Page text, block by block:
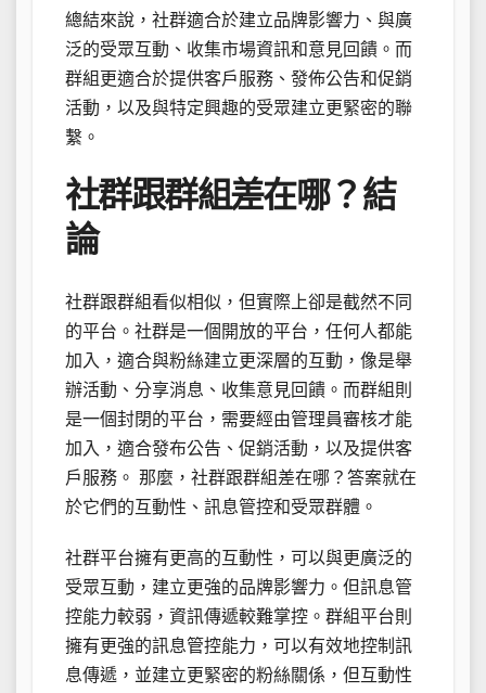
總結來說，社群適合於建立品牌影響力、與廣
泛的受眾互動、收集市場資訊和意見回饋。而
群組更適合於提供客戶服務、發佈公告和促銷
活動，以及與特定興趣的受眾建立更緊密的聯
繫。
社群跟群組差在哪？結
論
社群跟群組看似相似，但實際上卻是截然不同
的平台。社群是一個開放的平台，任何人都能
加入，適合與粉絲建立更深層的互動，像是舉
辦活動、分享消息、收集意見回饋。而群組則
是一個封閉的平台，需要經由管理員審核才能
加入，適合發布公告、促銷活動，以及提供客
戶服務。 那麼，社群跟群組差在哪？答案就在
於它們的互動性、訊息管控和受眾群體。
社群平台擁有更高的互動性，可以與更廣泛的
受眾互動，建立更強的品牌影響力。但訊息管
控能力較弱，資訊傳遞較難掌控。群組平台則
擁有更強的訊息管控能力，可以有效地控制訊
息傳遞，並建立更緊密的粉絲關係，但互動性